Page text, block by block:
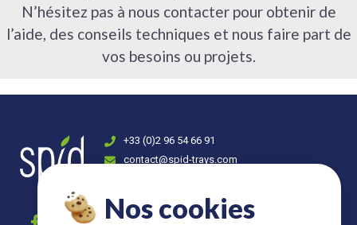
N’hésitez pas à nous contacter pour obtenir de
l’aide, des conseils techniques et nous faire part de
vos besoins ou projets.
+33 (0)2 96 54 66 91
contact@spid-trays.com
Nos cookies